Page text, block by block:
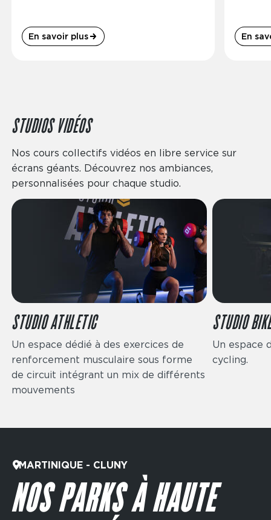
En savoir plus En
STUDIOS VIDÉOS
Nos cours collectifs vidéos en libre service sur
écrans géants. Découvrez nos ambiances,
personnalisées pour chaque studio.
STUDIO ATHLETIC
Un espace dédié à des exercices de
renforcement musculaire sous forme
de circuit intégrant un mix de différents
mouvements
STUDIO
Un espace
cycling.
MARTINIQUE - CLUNY
NOS PARKS À HAUTE